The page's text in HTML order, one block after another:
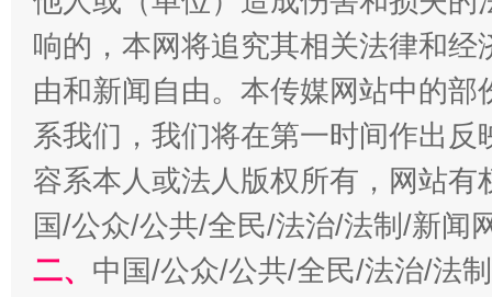
从数据变化看反腐深化 揭
响的，本网将追究其相关法律和
由和新闻自由。本传媒网站中的
系我们，我们将在第一时间作出
容系本人或法人版权所有，网站
国/公众/公共/全民/法治/法制/新闻
二、 中国/公众/公共/全民/法治/法